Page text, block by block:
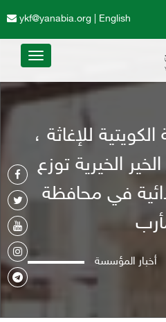
English
ykf@yanabia.org
Toggle
للإغاثة ،
الخيرية توزع
غذائية في محافظة
أخبار المؤسسة